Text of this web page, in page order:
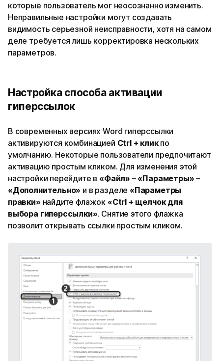
которые пользователь мог неосознанно изменить.
Неправильные настройки могут создавать
видимость серьезной неисправности, хотя на самом
деле требуется лишь корректировка нескольких
параметров.
Настройка способа активации
гиперссылок
В современных версиях Word гиперссылки
активируются комбинацией Ctrl + кликпо
умолчанию. Некоторые пользователи предпочитают
активацию простым кликом. Для изменения этой
настройки перейдите в «Файл» – «Параметры» –
«Дополнительно» и в разделе «Параметры
правки» найдите флажок «Ctrl + щелчок для
выбора гиперссылки». Снятие этого флажка
позволит открывать ссылки простым кликом.